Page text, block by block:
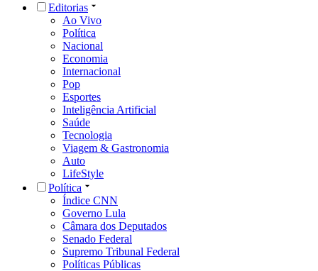
Editorias
Ao Vivo
Política
Nacional
Economia
Internacional
Pop
Esportes
Inteligência Artificial
Saúde
Tecnologia
Viagem & Gastronomia
Auto
LifeStyle
Política
Índice CNN
Governo Lula
Câmara dos Deputados
Senado Federal
Supremo Tribunal Federal
Políticas Públicas